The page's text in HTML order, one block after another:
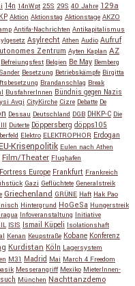
14n 14nWpt 25S 29S 40 Jahre 129a
Aktion Aktionstag Aktionstage AKZO
Antifa-Nachrichten Antikapitalismus
Asylrecht Athen Audio Aufruf
Zentrum Ayten Kaplan AZ
Befreiungsfest Belgien Be May Bemberg
Besetzung Betriebskämpfe Birgitta
Brandanschlag Break
BusfahrerInnen Bündnis gegen Nazis
Avgi CityKirche Cizre Debatte De
Dessau Deutschland DGB DHKP-C Die
Duterte Döppersberg döpps105
Elektro ELEKTROPHOR Erdogan
Krisenpolitik Eulen nach Athen
Film/Theater Flughafen
Fortress Europe Frankfurt Frankreich
Gazi Geflüchtete Generalstreik
Griechenland GRÜNE Haft Hak Pao
Hintergrund HoGeSa Hungerstreik
Infoveranstaltung Initiative
ISIS Ismail Küpeli Isolationshaft
Kenan Keupstraße Kobane Konferenz
Kurdistan Köln Lagersystem
M31 Madrid Mai March 4 Freedom
Messerangriff Mexiko MieterInnen-
München Nachttanzdemo